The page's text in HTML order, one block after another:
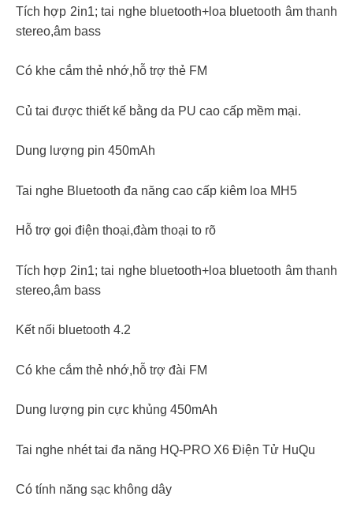
Tích hợp 2in1; tai nghe bluetooth+loa bluetooth âm thanh
stereo,âm bass
Có khe cắm thẻ nhớ,hỗ trợ thẻ FM
Củ tai được thiết kế bằng da PU cao cấp mềm mại.
Dung lượng pin 450mAh
Tai nghe Bluetooth đa năng cao cấp kiêm loa MH5
Hỗ trợ gọi điện thoại,đàm thoại to rõ
Tích hợp 2in1; tai nghe bluetooth+loa bluetooth âm thanh
stereo,âm bass
Kết nối bluetooth 4.2
Có khe cắm thẻ nhớ,hỗ trợ đài FM
Dung lượng pin cực khủng 450mAh
Tai nghe nhét tai đa năng HQ-PRO X6 Điện Tử HuQu
Có tính năng sạc không dây